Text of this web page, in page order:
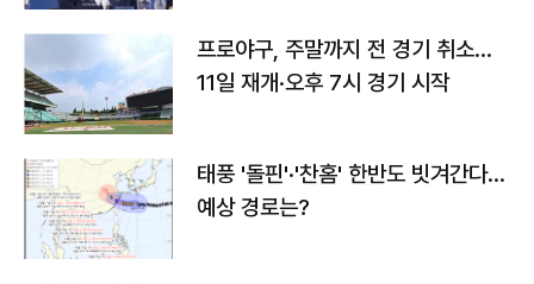
프로야구, 주말까지 전 경기 취소…
11일 재개·오후 7시 경기 시작
태풍 '돌핀'·'찬홈' 한반도 빗겨간다…
예상 경로는?